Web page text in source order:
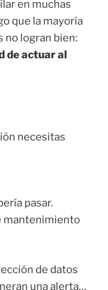
en muchas
que la mayoría
no logran bien:
de actuar al
necesitas
pasar.
mantenimiento
de datos
una alerta…